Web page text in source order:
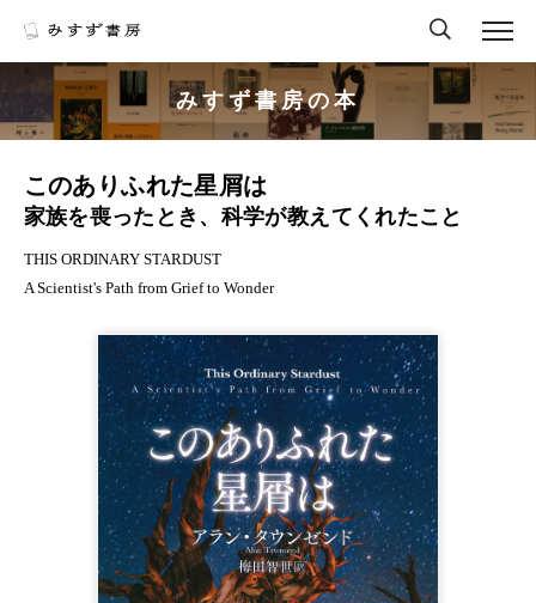
みすず書房の本
このありふれた星屑は
家族を喪ったとき、科学が教えてくれたこと
THIS ORDINARY STARDUST
A Scientist's Path from Grief to Wonder